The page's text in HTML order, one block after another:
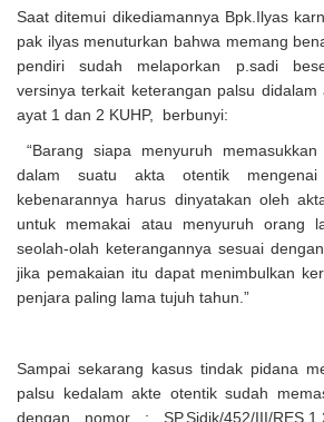
Saat ditemui dikediamannya Bpk.Ilyas
pak ilyas menuturkan bahwa memang
pendiri sudah melaporkan p.sadi
versinya terkait keterangan palsu
ayat 1 dan 2 KUHP, berbunyi:
“Barang siapa menyuruh
dalam suatu akta otentik
kebenarannya harus dinyatakan oleh
untuk memakai atau menyuruh orang
seolah-olah keterangannya sesuai
jika pemakaian itu dapat menimbulkan
penjara paling lama tujuh tahun.”
Sampai sekarang kasus tindak pidana
palsu kedalam akte otentik sudah
dengan nomor : SP.Sidik/452/III/